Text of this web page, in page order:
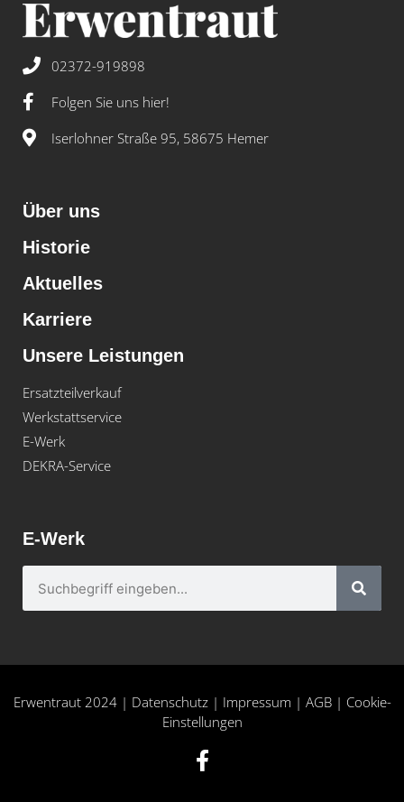
02372-919898
Folgen Sie uns hier!
Iserlohner Straße 95, 58675 Hemer
Über uns
Historie
Aktuelles
Karriere
Unsere Leistungen
Ersatzteilverkauf
Werkstattservice
E-Werk
DEKRA-Service
E-Werk
Erwentraut 2024| Datenschutz| Impressum | AGB| Cookie-
Einstellungen